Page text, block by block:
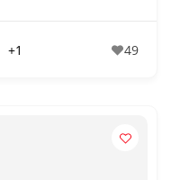
+1 49